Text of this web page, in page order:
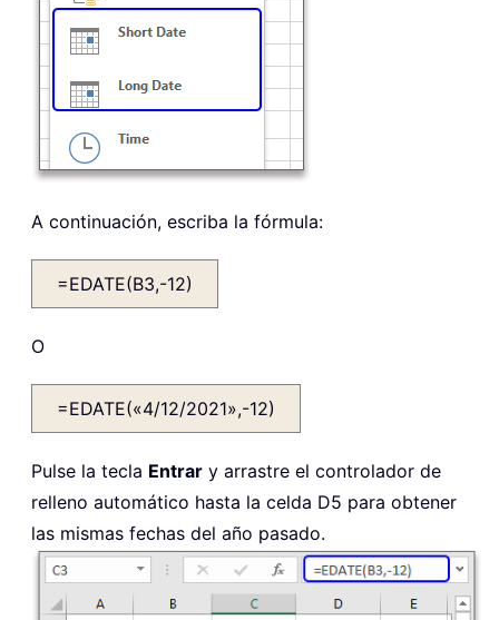
A continuación, escriba la fórmula:
=EDATE(B3,-12)
O
=EDATE(«4/12/2021»,-12)
Pulse la tecla Entrar y arrastre el controlador de
relleno automático hasta la celda D5 para obtener
las mismas fechas del año pasado.